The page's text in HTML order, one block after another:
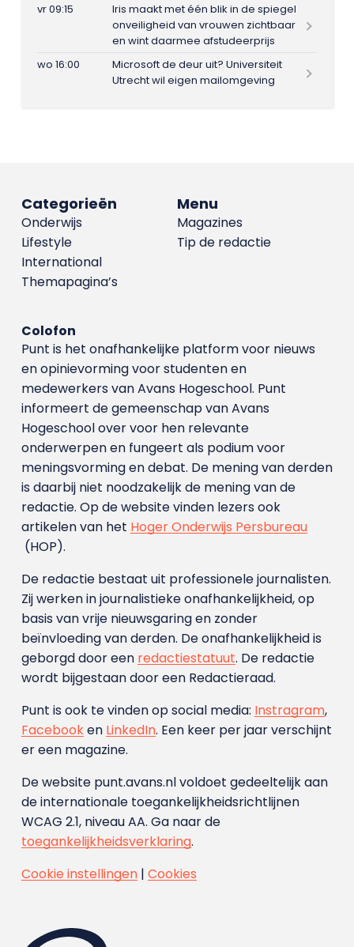
vr 09:15
Iris maakt met één blik in de spiegel
onveiligheid van vrouwen zichtbaar
en wint daarmee afstudeerprijs
wo 16:00
Microsoft de deur uit? Universiteit
Utrecht wil eigen mailomgeving
Menu
Magazines
Tip de redactie
Categorieën
Onderwijs
Lifestyle
International
Themapagina’s
Colofon
Punt is het onafhankelijke platform voor nieuws
en opinievorming voor studenten en
medewerkers van Avans Hoge­school. Punt
informeert de gemeenschap van Avans
Hogeschool over voor hen relevante
onderwerpen en fungeert als podium voor
meningsvorming en debat. De mening van derden
is daarbij niet noodzakelijk de mening van de
redactie. Op de website vinden lezers ook
artikelen van het Hoger Onderwijs Persbureau
(HOP).
De redactie bestaat uit professionele journalisten.
Zij werken in journalistieke onafhankelijkheid, op
basis van vrije nieuwsgaring en zonder
beïnvloeding van derden. De onafhankelijkheid is
geborgd door een redactiestatuut. De redactie
wordt bijgestaan door een Redactieraad.
Punt is ook te vinden op social media: Instragram,
Facebooken LinkedIn. Een keer per jaar verschijnt
er een magazine.
De website punt.avans.nl voldoet gedeeltelijk aan
de internationale toegankelijkheidsrichtlijnen
WCAG 2.1, niveau AA. Ga naar de
toegankelijkheidsverklaring.
Cookie instellingen| Cookies